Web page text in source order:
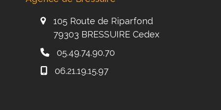
105 Route de Riparfond
79303 BRESSUIRE Cedex
05.49.74.90.70
06.21.19.15.97